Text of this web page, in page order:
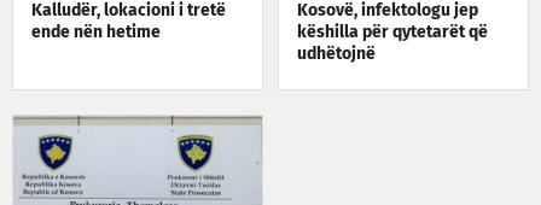
Kalludër, lokacioni i tretë
ende nën hetime
Kosovë, infektologu jep
këshilla për qytetarët që
udhëtojnë